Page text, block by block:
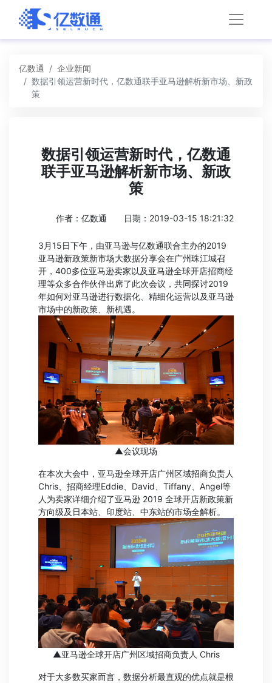
亿数通
企业新闻
数据引领运营新时代，亿数通联手亚马逊解析新市场、新政
策
数据引领运营新时代，亿数通
联手亚马逊解析新市场、新政
策
作者：亿数通 日期：2019-03-15 18:21:32
3月15日下午，由亚马逊与亿数通联合主办的2019
亚马逊新政策新市场大数据分享会在广州珠江城召
开，400多位亚马逊卖家以及亚马逊全球开店招商经
理等众多合作伙伴出席了此次会议，共同探讨2019
年如何对亚马逊进行数据化、精细化运营以及亚马逊
市场中的新政策、新机遇。
▲会议现场
在本次大会中，亚马逊全球开店广州区域招商负责人
Chris、招商经理Eddie、David、Tiffany、Angel等
人为卖家详细介绍了亚马逊 2019 全球开店新政策新
方向级及日本站、印度站、中东站的市场全解析。
▲亚马逊全球开店广州区域招商负责人 Chris
对于大多数买家而言，数据分析最直观的优点就是根